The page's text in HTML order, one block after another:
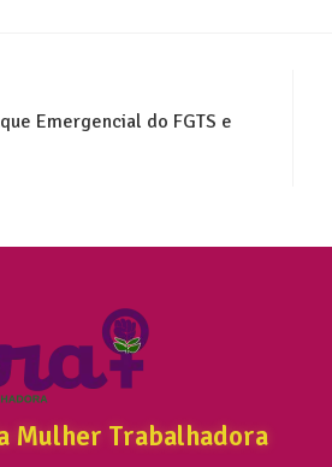
Emergencial do FGTS e
Mulher Trabalhadora